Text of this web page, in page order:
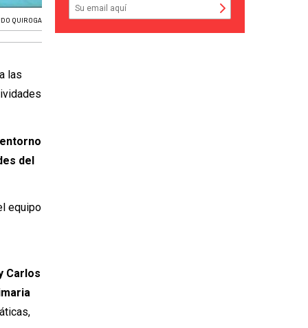
QUIROGA
las
del
equipo
Carlos